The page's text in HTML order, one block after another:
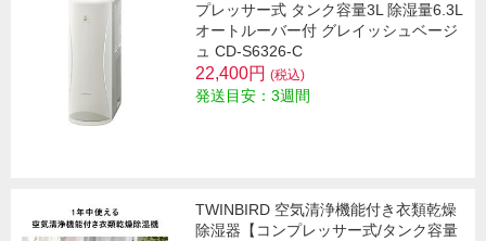
プレッサー式 タンク容量3L 除湿量6.3L
オートルーバー付 グレイッシュベージ
ュ CD-S6326-C
22,400円 (税込)
発送目安：3週間
TWINBIRD 空気清浄機能付き衣類乾燥
除湿器【コンプレッサー式/タンク容量